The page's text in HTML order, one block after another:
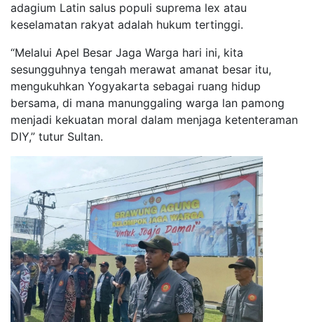
adagium Latin salus populi suprema lex atau
keselamatan rakyat adalah hukum tertinggi.
“Melalui Apel Besar Jaga Warga hari ini, kita
sesungguhnya tengah merawat amanat besar itu,
mengukuhkan Yogyakarta sebagai ruang hidup
bersama, di mana manunggaling warga lan pamong
menjadi kekuatan moral dalam menjaga ketenteraman
DIY,” tutur Sultan.